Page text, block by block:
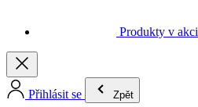
Produkty v akci
Přihlásit se Zpět